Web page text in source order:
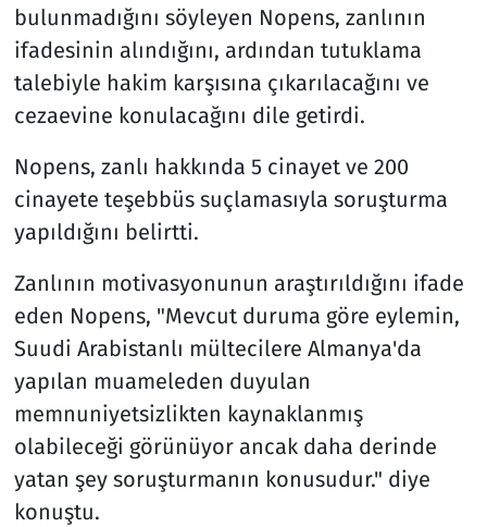
bulunmadığını söyleyen Nopens, zanlının
ifadesinin alındığını, ardından tutuklama
talebiyle hakim karşısına çıkarılacağını ve
cezaevine konulacağını dile getirdi.
Nopens, zanlı hakkında 5 cinayet ve 200
cinayete teşebbüs suçlamasıyla soruşturma
yapıldığını belirtti.
Zanlının motivasyonunun araştırıldığını ifade
eden Nopens, "Mevcut duruma göre eylemin,
Suudi Arabistanlı mültecilere Almanya'da
yapılan muameleden duyulan
memnuniyetsizlikten kaynaklanmış
olabileceği görünüyor ancak daha derinde
yatan şey soruşturmanın konusudur." diye
konuştu.